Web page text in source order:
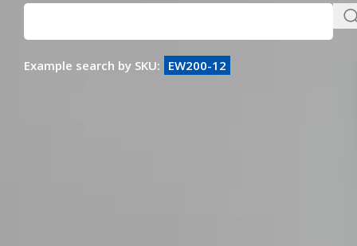
Example search by SKU: EW200-12